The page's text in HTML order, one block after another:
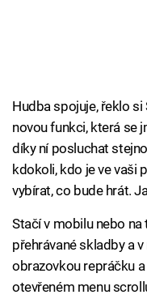
Hudba spojuje, řeklo
novou funkci, která se
díky ní posluchat
kdokoli, kdo je ve vaši
vybírat, co bude hrát.
Stačí v mobilu nebo
přehrávané skladby a
obrazovkou repráčku
otevřeném menu